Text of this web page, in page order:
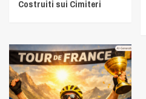
Costruiti sui Cimiteri